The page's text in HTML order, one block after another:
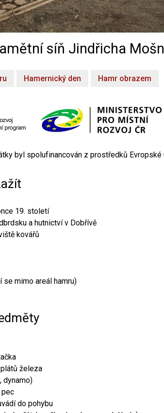
síň Jindřicha
Hamernický den Hamr obrazem
byl spolufinancován z prostředků Evropské
19. století
a hutnictví v Dobřívě
kovářů
se mimo areál hamru)
železa
dynamo)
pec
do pohybu